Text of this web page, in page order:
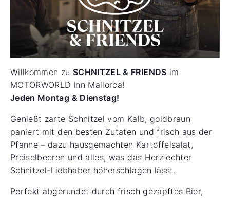
Willkommen zu SCHNITZEL & FRIENDS im
MOTORWORLD Inn Mallorca!
Jeden Montag & Dienstag!
Genießt zarte Schnitzel vom Kalb, goldbraun
paniert mit den besten Zutaten und frisch aus der
Pfanne – dazu hausgemachten Kartoffelsalat,
Preiselbeeren und alles, was das Herz echter
Schnitzel-Liebhaber höherschlagen lässt.
Perfekt abgerundet durch frisch gezapftes Bier,